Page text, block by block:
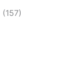
(157)